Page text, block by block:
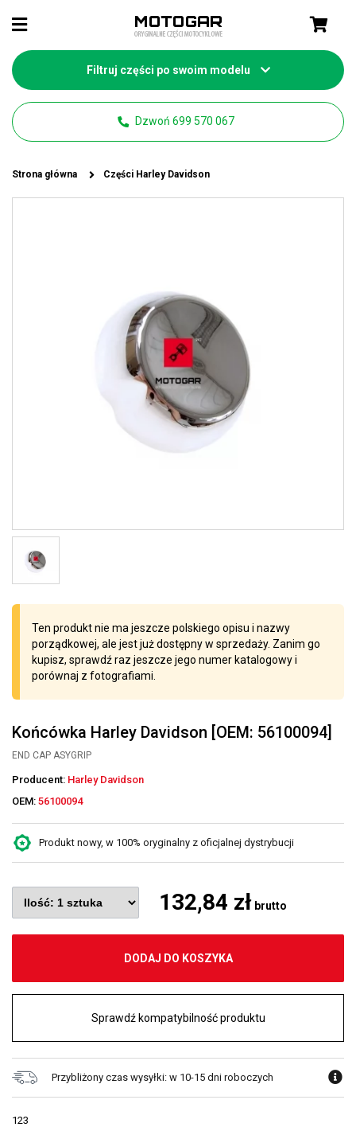
Filtruj części po swoim modelu
Dzwoń 699 570 067
Strona główna Części Harley Davidson
Ten produkt nie ma jeszcze polskiego opisu i nazwy
porządkowej, ale jest już dostępny w sprzedaży. Zanim go
kupisz, sprawdź raz jeszcze jego numer katalogowy i
porównaj z fotografiami.
Końcówka Harley Davidson [OEM: 56100094]
END CAP ASYGRIP
Producent: Harley Davidson
OEM: 56100094
Produkt nowy, w 100% oryginalny z oficjalnej dystrybucji
132,84 zł brutto
DODAJ DO KOSZYKA
Sprawdź kompatybilność produktu
Przybliżony czas wysyłki: w 10-15 dni roboczych
123